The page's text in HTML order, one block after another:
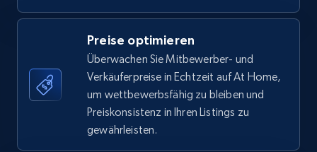
Specifications, Image urls, Top reviews, and
5.6K+ 874+ Jetzt anfangen
Preise optimieren
Überwachen Sie Mitbewerber- und
Verkäuferpreise in Echtzeit auf At Home,
um wettbewerbsfähig zu bleiben und
Preiskonsistenz in Ihren Listings zu
gewährleisten.